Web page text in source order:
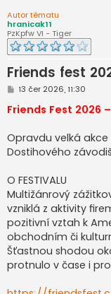
Autor tématu
hranicak11
PzKpfw VI - Tiger
Friends fest
P
í
s
ě
v
e
13 čer 2026, 11:30
Friends Fest 2026
Opravdu velká akce
Dostihového
O FESTIVALU
Multižánrový
vzniklá z aktivity
pozitivní vztah k
obchodním či
Šťastnou shodou
protnulo v čase i